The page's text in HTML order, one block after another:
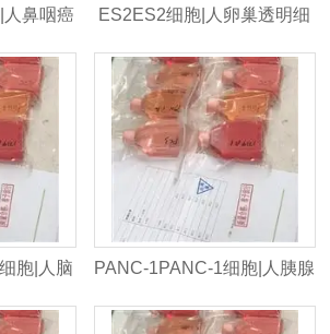
鼻咽癌
库
ES2ES2细胞|人卵巢透明细
胞癌细胞|STR入库
胞|人脑
入库
PANC-1PANC-1细胞|人胰腺
癌细胞|STR入库